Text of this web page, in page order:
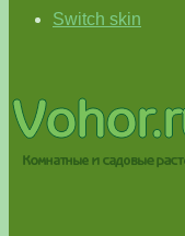
Switch skin